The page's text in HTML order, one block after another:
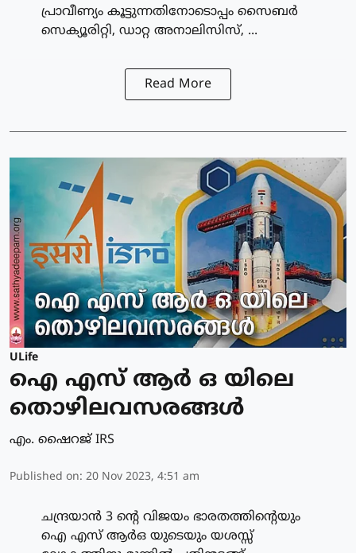
പ്രാവീണ്യം കൂട്ടുന്നതിനോടൊപ്പം സൈബര്‍
സെക്യൂരിറ്റി, ഡാറ്റ അനാലിസിസ്, ...
Read More
ULife
ഐ എസ് ആര്‍ ഒ യിലെ
തൊഴിലവസരങ്ങള്‍
എം. ഷൈറജ് IRS
Published on: 20 Nov 2023, 4:51 am
ചന്ദ്രയാന്‍ 3 ന്റെ വിജയം ഭാരതത്തിന്റെയും
ഐ എസ് ആര്‍ഒ യുടെയും യശസ്സ്